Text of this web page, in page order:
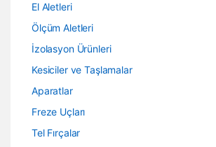
El Aletleri
Ölçüm Aletleri
İzolasyon Ürünleri
Kesiciler ve Taşlamalar
Aparatlar
Freze Uçları
Tel Fırçalar